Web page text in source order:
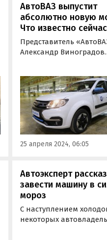
АвтоВАЗ выпустит
абсолютно новую
Что известно сейчас
Представитель
Александр Виноградов
технологий в
промышленности по
сравнению с чисто
электрическими.
25 апреля 2024, 06:05
Автоэксперт
завести машину в
мороз
С наступлением
некоторых